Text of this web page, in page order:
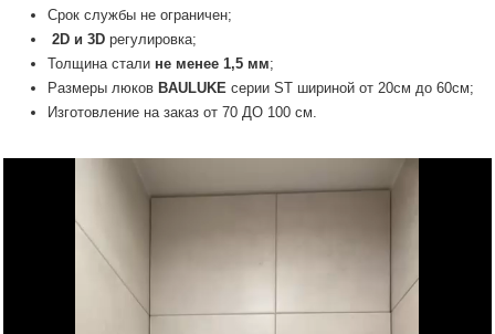
Срок службы не ограничен;
2D и 3D регулировка;
Толщина стали не менее 1,5 мм;
Размеры люков BAULUKE серии SТ шириной от 20см до 60см;
Изготовление на заказ от 70 ДО 100 см.